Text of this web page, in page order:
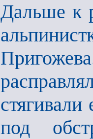
Дальше к
под